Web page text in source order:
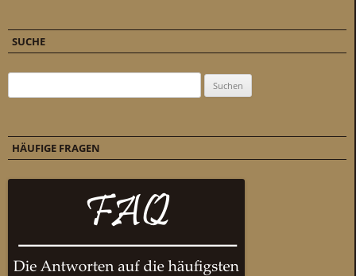
SUCHE
HÄUFIGE FRAGEN